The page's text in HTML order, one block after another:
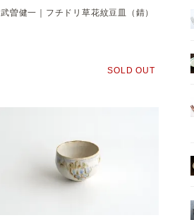
武曽健一｜フチドリ草花紋豆皿（錆）
SOLD OUT